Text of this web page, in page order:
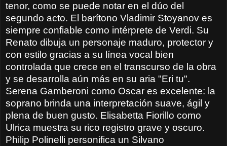
tenor, como se puede notar en el dúo del
segundo acto. El barítono Vladimir Stoyanov es
siempre confiable como intérprete de Verdi. Su
Renato dibuja un personaje maduro, protector y
con estilo gracias a su línea vocal bien
controlada que crece en el transcurso de la obra
y se desarrolla aún más en su aria "Eri tu".
Serena Gamberoni como Oscar es excelente: la
soprano brinda una interpretación suave, ágil y
plena de buen gusto. Elisabetta Fiorillo como
Ulrica muestra su rico registro grave y oscuro.
Philip Polinelli personifica un Silvano